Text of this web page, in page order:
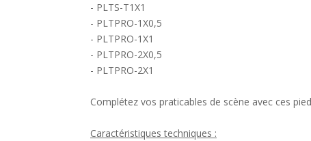
- PLTS-T1X1
- PLTPRO-1X0,5
- PLTPRO-1X1
- PLTPRO-2X0,5
- PLTPRO-2X1
Complétez vos praticables de scène avec ces
Caractéristiques techniques :